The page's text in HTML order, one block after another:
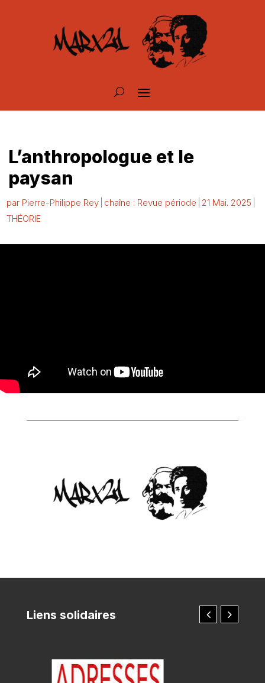
L’anthropologue et le
paysan
par Pierre-Philippe Rey chaîne : Revue période 21 Mai. 2025
THÉORIE
Liens solidaires